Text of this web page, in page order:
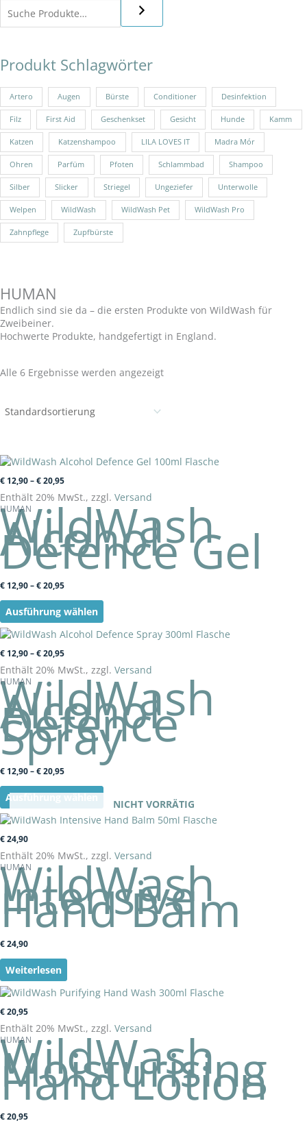
Produkt Schlagwörter
Artero Augen Bürste Conditioner Desinfektion
Filz First Aid Geschenkset Gesicht Hunde Kamm
Katzen Katzenshampoo LILA LOVES IT Madra Mór
Ohren Parfüm Pfoten Schlammbad Shampoo
Silber Slicker Striegel Ungeziefer Unterwolle
Welpen WildWash WildWash Pet WildWash Pro
Zahnpflege Zupfbürste
HUMAN
Endlich sind sie da – die ersten Produkte von WildWash für
Zweibeiner.
Hochwerte Produkte, handgefertigt in England.
Alle 6 Ergebnisse werden angezeigt
€ 12,90–€20,95
Preisspanne:
bis
€ 20,95
Enthält 20% MwSt., zzgl. Versand
HUMAN
WildWash
Alcohol
Defence Gel
€ 12,90–€20,95
Preisspanne:
bis
€ 20,95
Ausführung wählen
Dieses
mehrere
Varianten
auf.
Die
Optionen
können
Produktseite
werden
€ 12,90–€20,95
Preisspanne:
bis
€ 20,95
Enthält 20% MwSt., zzgl. Versand
HUMAN
WildWash
Alcohol
Defence
Spray
€ 12,90–€20,95
Preisspanne:
bis
€ 20,95
Ausführung wählen
Dieses
mehrere
Varianten
auf.
Die
Optionen
können
auf
der
gewählt
werden
NICHT VORRÄTIG
€24,90
Enthält 20% MwSt., zzgl. Versand
HUMAN
WildWash
Intensive
Hand Balm
€24,90
Weiterlesen
€20,95
Enthält 20% MwSt., zzgl. Versand
HUMAN
WildWash
Moisturising
Hand Lotion
€20,95